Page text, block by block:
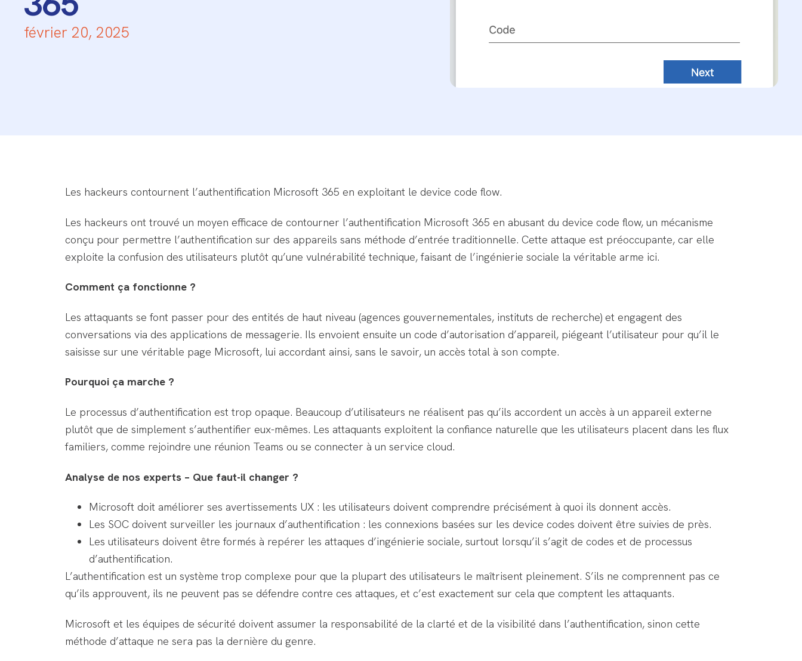
février 20, 2025
Les hackeurs contournent l’authentification Microsoft 365 en exploitant le device code flow.
Les hackeurs ont trouvé un moyen efficace de contourner l’authentification Microsoft 365 en abusant du device code flow, un mécanisme
conçu pour permettre l’authentification sur des appareils sans méthode d’entrée traditionnelle. Cette attaque est préoccupante, car elle
exploite la confusion des utilisateurs plutôt qu’une vulnérabilité technique, faisant de l’ingénierie sociale la véritable arme ici.
Comment ça fonctionne ?
Les attaquants se font passer pour des entités de haut niveau (agences gouvernementales, instituts de recherche) et engagent des
conversations via des applications de messagerie. Ils envoient ensuite un code d’autorisation d’appareil, piégeant l’utilisateur pour qu’il le
saisisse sur une véritable page Microsoft, lui accordant ainsi, sans le savoir, un accès total à son compte.
Pourquoi ça marche ?
Le processus d’authentification est trop opaque. Beaucoup d’utilisateurs ne réalisent pas qu’ils accordent un accès à un appareil externe
plutôt que de simplement s’authentifier eux-mêmes. Les attaquants exploitent la confiance naturelle que les utilisateurs placent dans les flux
familiers, comme rejoindre une réunion Teams ou se connecter à un service cloud.
Analyse de nos experts – Que faut-il changer ?
Microsoft doit améliorer ses avertissements UX : les utilisateurs doivent comprendre précisément à quoi ils donnent accès.
Les SOC doivent surveiller les journaux d’authentification : les connexions basées sur les device codes doivent être suivies de près.
Les utilisateurs doivent être formés à repérer les attaques d’ingénierie sociale, surtout lorsqu’il s’agit de codes et de processus
d’authentification.
L’authentification est un système trop complexe pour que la plupart des utilisateurs le maîtrisent pleinement. S’ils ne comprennent pas ce
qu’ils approuvent, ils ne peuvent pas se défendre contre ces attaques, et c’est exactement sur cela que comptent les attaquants.
Microsoft et les équipes de sécurité doivent assumer la responsabilité de la clarté et de la visibilité dans l’authentification, sinon cette
méthode d’attaque ne sera pas la dernière du genre.